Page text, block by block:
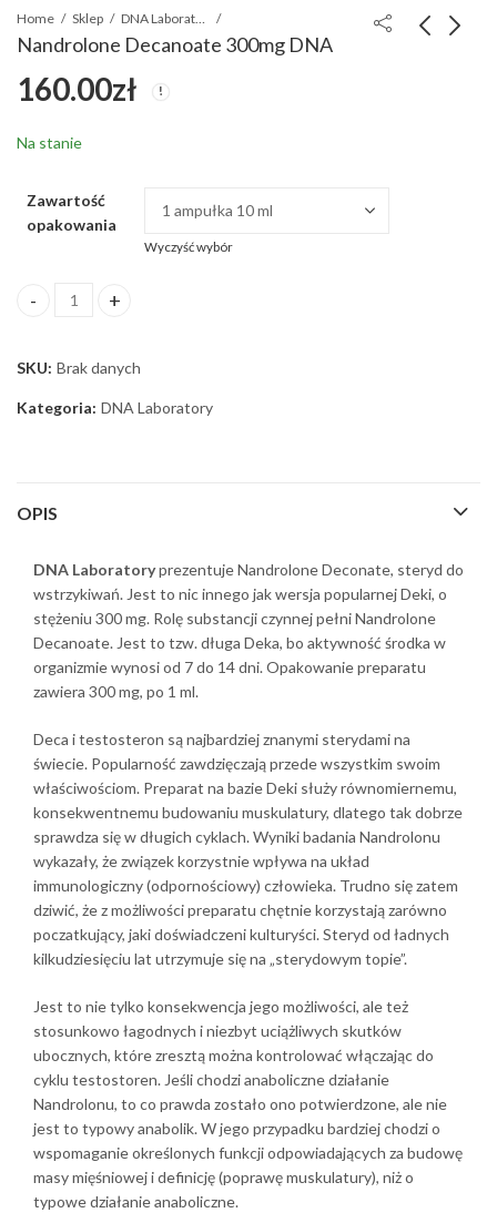
Home Sklep
Nandrolone Decanoate 300mg DNA
160.00zł
Na stanie
Zawartość
opakowania
Wyczyść wybór
Nandrolone Decanoate 300mg DNA ilość
SKU: Brak danych
Kategoria: DNA Laboratory
OPIS
DNA Laboratoryprezentuje Nandrolone Deconate, steryd do
wstrzykiwań. Jest to nic innego jak wersja popularnej Deki, o
stężeniu 300 mg. Rolę substancji czynnej pełni Nandrolone
Decanoate. Jest to tzw. długa Deka, bo aktywność środka w
organizmie wynosi od 7 do 14 dni. Opakowanie preparatu
zawiera 300 mg, po 1 ml.
Deca i testosteron są najbardziej znanymi sterydami na
świecie. Popularność zawdzięczają przede wszystkim swoim
właściwościom. Preparat na bazie Deki służy równomiernemu,
konsekwentnemu budowaniu muskulatury, dlatego tak dobrze
sprawdza się w długich cyklach. Wyniki badania Nandrolonu
wykazały, że związek korzystnie wpływa na układ
immunologiczny (odpornościowy) człowieka. Trudno się zatem
dziwić, że z możliwości preparatu chętnie korzystają zarówno
poczatkujący, jaki doświadczeni kulturyści. Steryd od ładnych
kilkudziesięciu lat utrzymuje się na „sterydowym topie”.
Jest to nie tylko konsekwencja jego możliwości, ale też
stosunkowo łagodnych i niezbyt uciążliwych skutków
ubocznych, które zresztą można kontrolować włączając do
cyklu testostoren. Jeśli chodzi anaboliczne działanie
Nandrolonu, to co prawda zostało ono potwierdzone, ale nie
jest to typowy anabolik. W jego przypadku bardziej chodzi o
wspomaganie określonych funkcji odpowiadających za budowę
masy mięśniowej i definicję (poprawę muskulatury), niż o
typowe działanie anaboliczne.